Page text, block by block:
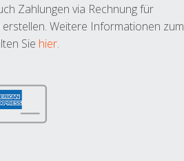
Zahlungen via Rechnung für
Weitere Informationen zum
Sie hier.